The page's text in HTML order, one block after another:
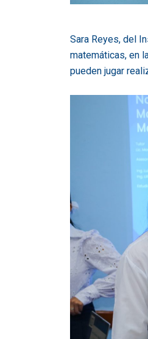
Sara Reyes, del
matemáticas, en
pueden jugar